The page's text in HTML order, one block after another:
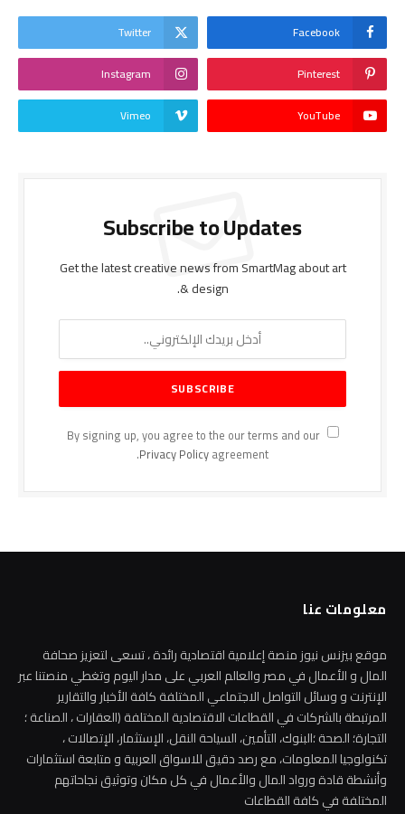
Facebook
Twitter
Pinterest
Instagram
YouTube
Vimeo
Subscribe to Updates
Get the latest creative news from SmartMag about art
& design.
By signing up, you agree to the our terms and our
Privacy Policyagreement.
معلومات عنا
موقع بيزنس نيوز منصة إعلامية اقتصادية رائدة ، تسعى لتعزيز صحافة
المال و الأعمال في مصر والعالم العربي على مدار اليوم وتغطي منصتنا عبر
الإنترنت و وسائل التواصل الاجتماعي المختلفة كافة الأخبار والتقارير
المرتبطة بالشركات في القطاعات الاقتصادية المختلفة (العقارات ، الصناعة ؛
التجارة؛ الصحة ؛البنوك، التأمين، السياحة النقل، الإستثمار، الإتصالات ،
تكنولوجيا المعلومات، مع رصد دقيق للاسواق العربية و متابعة استثمارات
وأنشطة قادة ورواد المال والأعمال في كل مكان وتوثيق نجاحاتهم
المختلفة في كافة القطاعات